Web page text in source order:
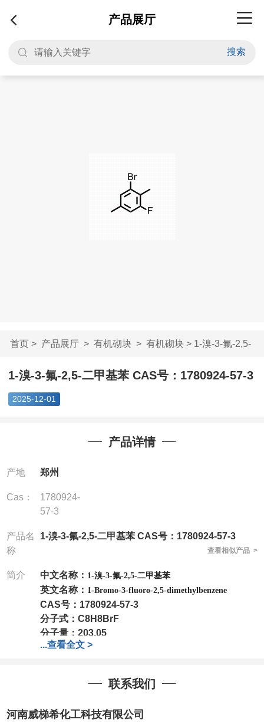
产品展厅
搜索
首页> 产品展厅> 有机砌块> 有机砌块> 1-溴-3-氟-2,5-
二甲基苯 CAS...
1-溴-3-氟-2,5-二甲基苯 CAS号：1780924-57-3
2025-12-01
产品详情
产地 郑州
Cas：
1780924-
57-3
产品名
称
1-溴-3-氟-2,5-二甲基苯 CAS号：1780924-57-3
查看相似产品 >
简介 中文名称： 1-溴-3-氟-2,5-二甲基苯
英文名称： 1-Bromo-3-fluoro-2,5-dimethylbenzene
CAS号： 1780924-57-3
分子式： C8H8BrF
分子量： 203.05
可根据客户需求进行分装
我司对高校及科研单位先发货和
全额退款,并承担所有运费。
...查看全文 >
联系我们
河南威梯希化工科技有限公司